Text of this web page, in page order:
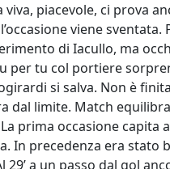
piacevole, ci prova
viene sventata.
di Iacullo, ma
per tu col portiere
si salva. Non è
dal limite. Match
prima occasione capita
In precedenza era stato
a un passo dal gol